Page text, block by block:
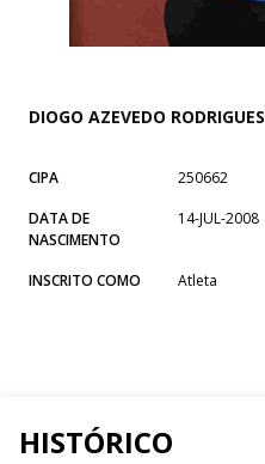
DIOGO AZEVEDO RODRIGUES
CIPA
250662
DATA DE
NASCIMENTO
14-JUL-2008
INSCRITO COMO Atleta
HISTÓRICO